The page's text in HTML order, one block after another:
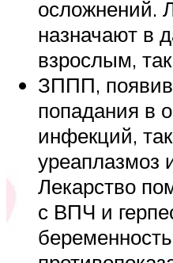
осложнений.
назначают в
взрослым,
ЗППП,
попадания в
инфекций,
уреаплазмоз
Лекарство
с ВПЧ и